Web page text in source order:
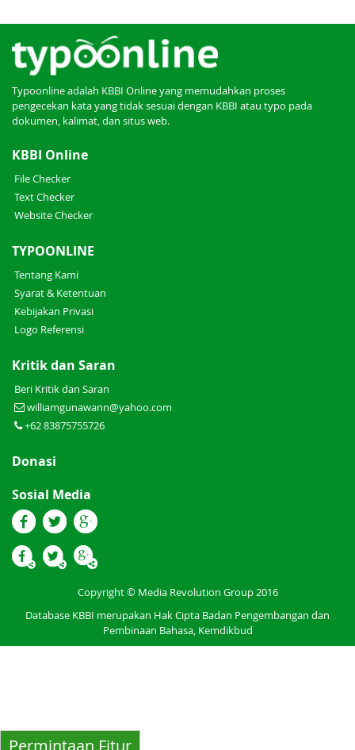
Typoonline adalah KBBI Online yang memudahkan proses
pengecekan kata yang tidak sesuai dengan KBBI atau typo pada
dokumen, kalimat, dan situs web.
KBBI Online
File Checker
Text Checker
Website Checker
TYPOONLINE
Tentang Kami
Syarat & Ketentuan
Kebijakan Privasi
Logo Referensi
Kritik dan Saran
Beri Kritik dan Saran
williamgunawann@yahoo.com
+62 83875755726
Donasi
Sosial Media
Permintaan Fitur
Copyright © Media Revolution Group 2016
Database KBBI merupakan Hak Cipta Badan Pengembangan dan
Pembinaan Bahasa, Kemdikbud